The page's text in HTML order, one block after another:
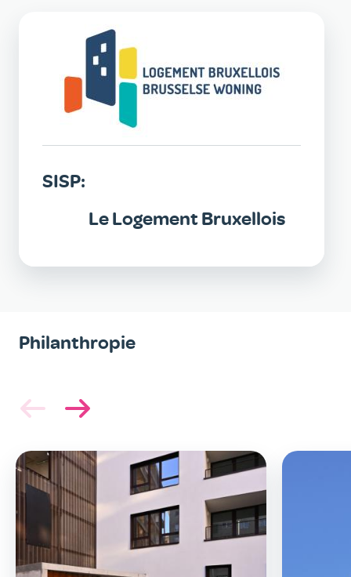
SISP:
Le Logement Bruxellois
Philanthropie
Image Image